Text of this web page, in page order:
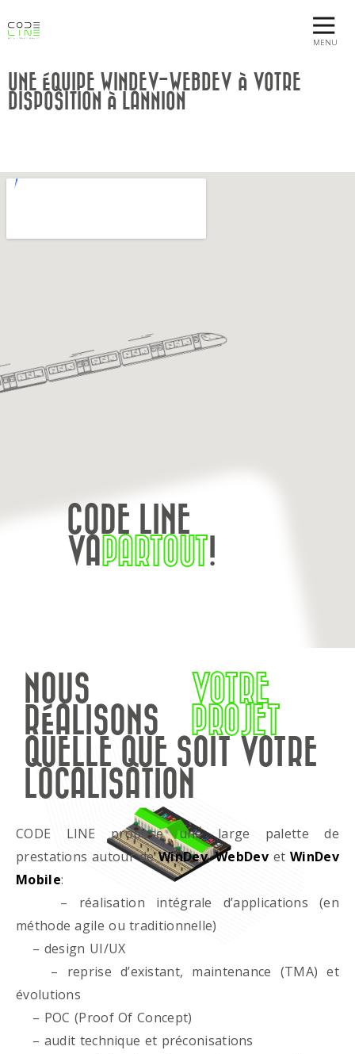
MENU
UNE ÉQUIPE WINDEV-WEBDEV À VOTRE
DISPOSITION À LANNION
CODE LINE
VAPARTOUT!
NOUS
RÉALISONS
VOTRE
PROJET
QUELLE QUE SOIT VOTRE
LOCALISATION
CODE LINE propose une large palette de
prestations autour deWinDev,WebDevet WinDev
Mobile:
– réalisation intégrale d’applications (en
méthode agile ou traditionnelle)
– design UI/UX
– reprise d’existant, maintenance (TMA) et
évolutions
– POC (Proof Of Concept)
– audit technique et préconisations